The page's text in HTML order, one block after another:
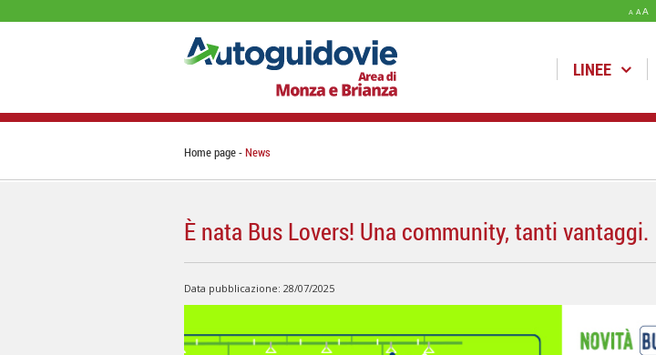
A A A
LINEE
Home page News
È nata Bus Lovers! Una community, tanti vantaggi.
Data pubblicazione: 28/07/2025